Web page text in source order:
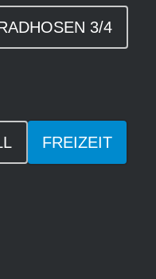
3/4
FREIZEIT